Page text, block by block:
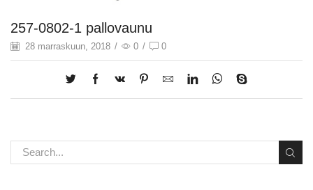
257-0802-1 pallovaunu
28 marraskuun, 2018 / 0 / 0